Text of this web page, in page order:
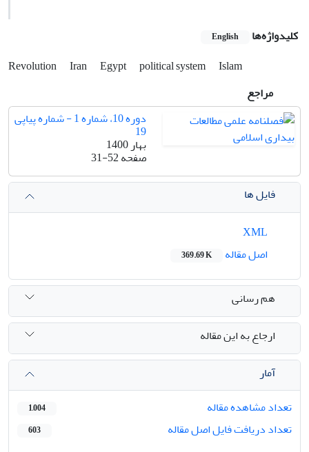
کلیدواژه‌ها English
Revolution Iran Egypt political system
Islam
مراجع
دوره 10، شماره 1 - شماره پیاپی
19
بهار 1400
صفحه31-52
فایل ها
اصل مقاله
369.69 K
هم رسانی
ارجاع به این مقاله
آمار
تعداد مشاهده مقاله
1,004
تعداد دریافت فایل اصل مقاله 603